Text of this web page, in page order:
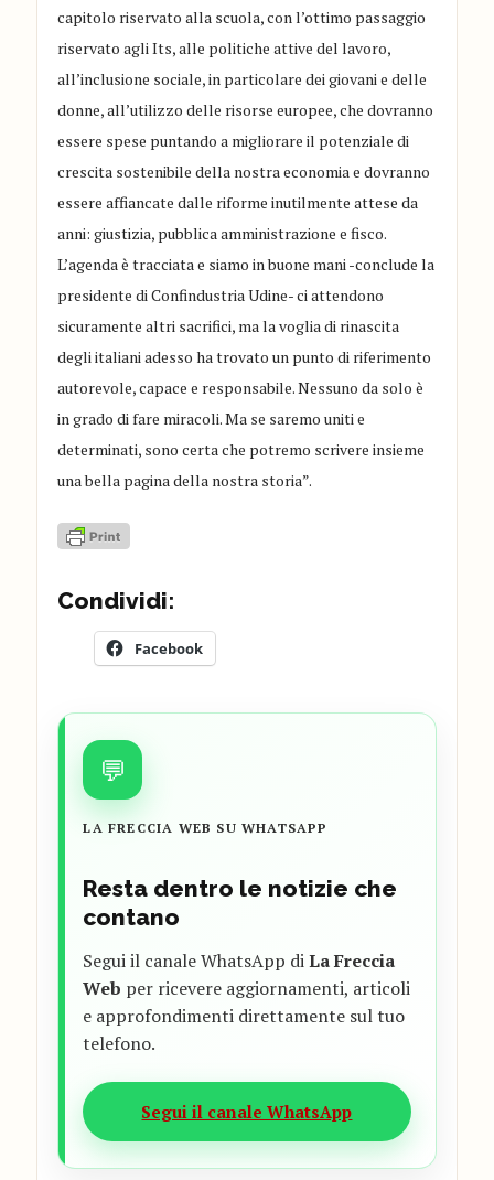
capitolo riservato alla scuola, con l’ottimo passaggio
riservato agli Its, alle politiche attive del lavoro,
all’inclusione sociale, in particolare dei giovani e delle
donne, all’utilizzo delle risorse europee, che dovranno
essere spese puntando a migliorare il potenziale di
crescita sostenibile della nostra economia e dovranno
essere affiancate dalle riforme inutilmente attese da
anni: giustizia, pubblica amministrazione e fisco.
L’agenda è tracciata e siamo in buone mani -conclude la
presidente di Confindustria Udine- ci attendono
sicuramente altri sacrifici, ma la voglia di rinascita
degli italiani adesso ha trovato un punto di riferimento
autorevole, capace e responsabile. Nessuno da solo è
in grado di fare miracoli. Ma se saremo uniti e
determinati, sono certa che potremo scrivere insieme
una bella pagina della nostra storia”.
Condividi:
Facebook
💬
LA FRECCIA WEB SU WHATSAPP
Resta dentro le notizie che
contano
Segui il canale WhatsApp diLa Freccia
Web per ricevere aggiornamenti, articoli
e approfondimenti direttamente sul tuo
telefono.
Segui il canale WhatsApp